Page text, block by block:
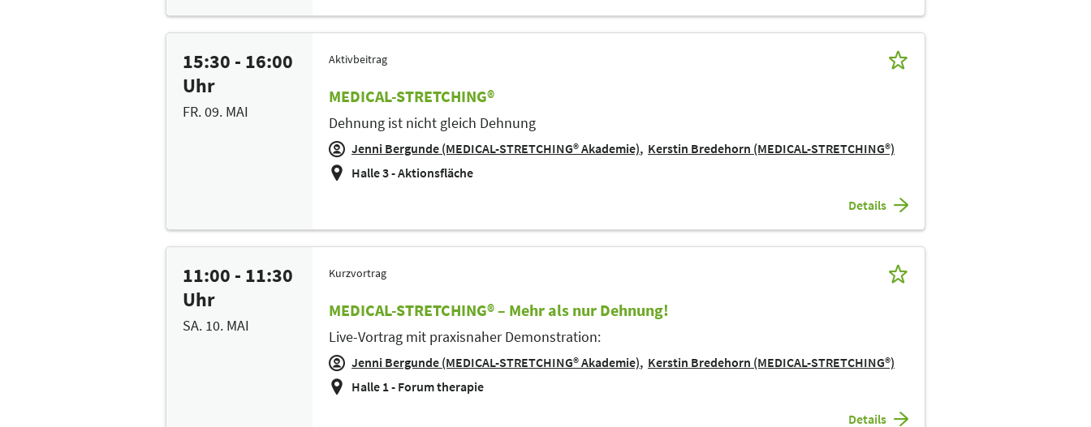
15:30 - 16:00
Uhr
FR. 09. MAI
Aktivbeitrag
MEDICAL-STRETCHING®
Dehnung ist nicht gleich Dehnung
Jenni Bergunde (MEDICAL-STRETCHING® Akademie) Kerstin Bredehorn (MEDICAL-STRETCHING®)
Halle 3 - Aktionsfläche
Details
11:00 - 11:30
Uhr
SA. 10. MAI
Kurzvortrag
MEDICAL-STRETCHING® – Mehr als nur Dehnung!
Live-Vortrag mit praxisnaher Demonstration:
Jenni Bergunde (MEDICAL-STRETCHING® Akademie) Kerstin Bredehorn (MEDICAL-STRETCHING®)
Halle 1 - Forum therapie
Details